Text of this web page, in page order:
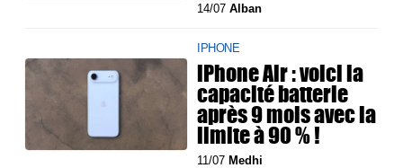
14/07Alban
IPHONE
iPhone Air : voici la
capacité batterie
après 9 mois avec la
limite à 90 % !
11/07 Medhi